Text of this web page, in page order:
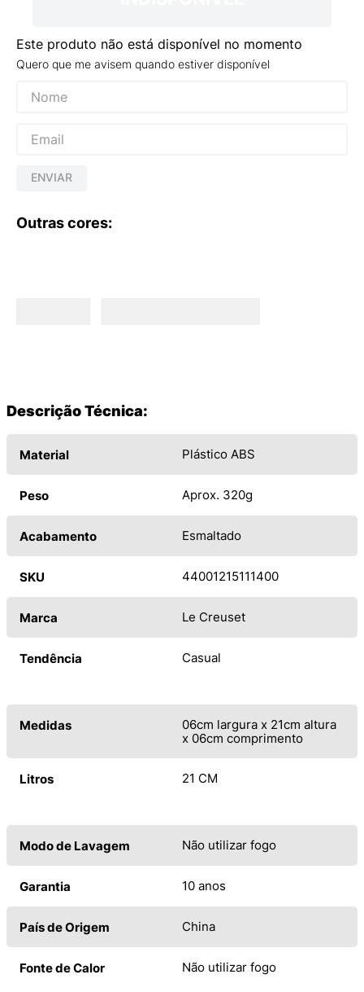
Este produto não está disponível no momento
Quero que me avisem quando estiver disponível
ENVIAR
Outras cores:
Descrição Técnica:
Material Plástico ABS
Peso Aprox. 320g
Acabamento Esmaltado
SKU 44001215111400
Marca Le Creuset
Tendência Casual
Medidas
06cm largura x 21cm altura
x 06cm comprimento
Litros 21 CM
Modo de Lavagem Não utilizar fogo
Garantia 10 anos
País de Origem China
Fonte de Calor Não utilizar fogo